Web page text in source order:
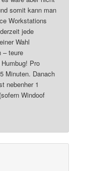
somit kann man
Workstations
jede
Wahl
– teure
Pro
Minuten. Danach
nebenher 1
Windoof